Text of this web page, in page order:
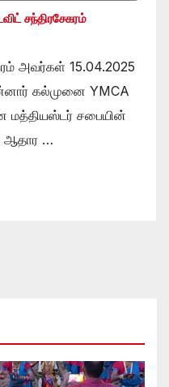
சந்திரசேகரம்
அவர்கள் 15.04.2025
கல்முனை YMCA
சபையின்
ஆதார …